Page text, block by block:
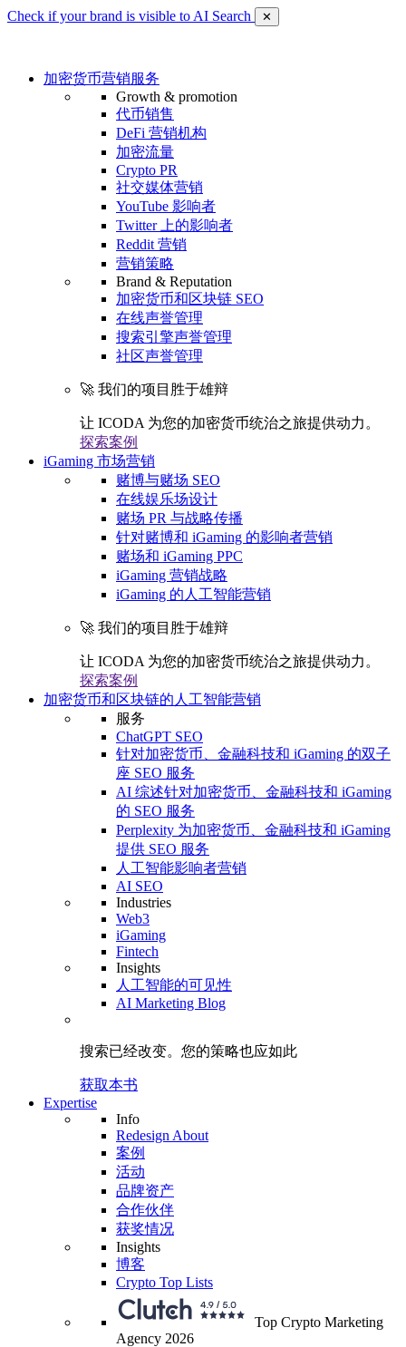
Check if your brand is visible to AI Search ✕
加密货币营销服务
Growth & promotion
代币销售
DeFi 营销机构
加密流量
Crypto PR
社交媒体营销
YouTube 影响者
Twitter 上的影响者
Reddit 营销
营销策略
Brand & Reputation
加密货币和区块链 SEO
在线声誉管理
搜索引擎声誉管理
社区声誉管理
🚀 我们的项目胜于雄辩
让 ICODA 为您的加密货币统治之旅提供动力。
探索案例
iGaming 市场营销
赌博与赌场 SEO
在线娱乐场设计
赌场 PR 与战略传播
针对赌博和 iGaming 的影响者营销
赌场和 iGaming PPC
iGaming 营销战略
iGaming 的人工智能营销
🚀 我们的项目胜于雄辩
让 ICODA 为您的加密货币统治之旅提供动力。
探索案例
加密货币和区块链的人工智能营销
服务
ChatGPT SEO
针对加密货币、金融科技和 iGaming 的双子
座 SEO 服务
AI 综述针对加密货币、金融科技和 iGaming
的 SEO 服务
Perplexity 为加密货币、金融科技和 iGaming
提供 SEO 服务
人工智能影响者营销
AI SEO
Industries
Web3
iGaming
Fintech
Insights
人工智能的可见性
AI Marketing Blog
搜索已经改变。 您的策略也应如此
获取本书
Expertise
Info
Redesign About
案例
活动
品牌资产
合作伙伴
获奖情况
Insights
博客
Crypto Top Lists
Top Crypto Marketing
Agency 2026